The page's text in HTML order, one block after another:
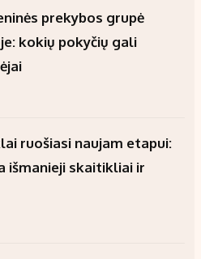
prekybos grupė
kokių pokyčių gali
ruošiasi naujam etapui:
išmanieji skaitikliai ir